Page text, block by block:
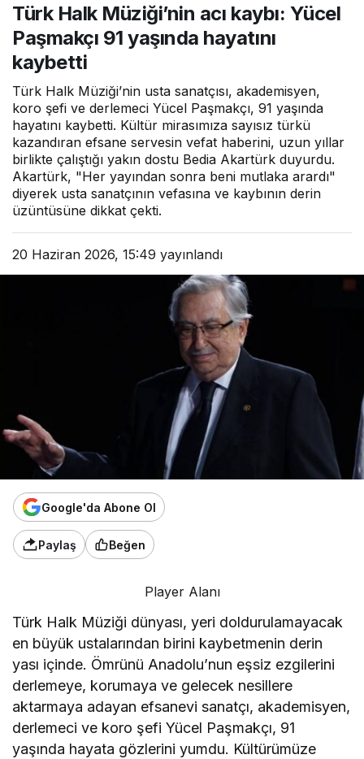
yaşında hayatını kaybetti
Türk Halk Müziği’nin acı kaybı: Yücel
Paşmakçı 91 yaşında hayatını
kaybetti
Türk Halk Müziği’nin usta sanatçısı, akademisyen,
koro şefi ve derlemeci Yücel Paşmakçı, 91 yaşında
hayatını kaybetti. Kültür mirasımıza sayısız türkü
kazandıran efsane servesin vefat haberini, uzun yıllar
birlikte çalıştığı yakın dostu Bedia Akartürk duyurdu.
Akartürk, "Her yayından sonra beni mutlaka arardı"
diyerek usta sanatçının vefasına ve kaybının derin
üzüntüsüne dikkat çekti.
20 Haziran 2026, 15:49 yayınlandı
Google'da Abone Ol
Paylaş Beğen
Player Alanı
Türk Halk Müziği dünyası, yeri doldurulamayacak
en büyük ustalarından birini kaybetmenin derin
yası içinde. Ömrünü Anadolu’nun eşsiz ezgilerini
derlemeye, korumaya ve gelecek nesillere
aktarmaya adayan efsanevi sanatçı, akademisyen,
derlemeci ve koro şefi Yücel Paşmakçı, 91
yaşında hayata gözlerini yumdu. Kültürümüze